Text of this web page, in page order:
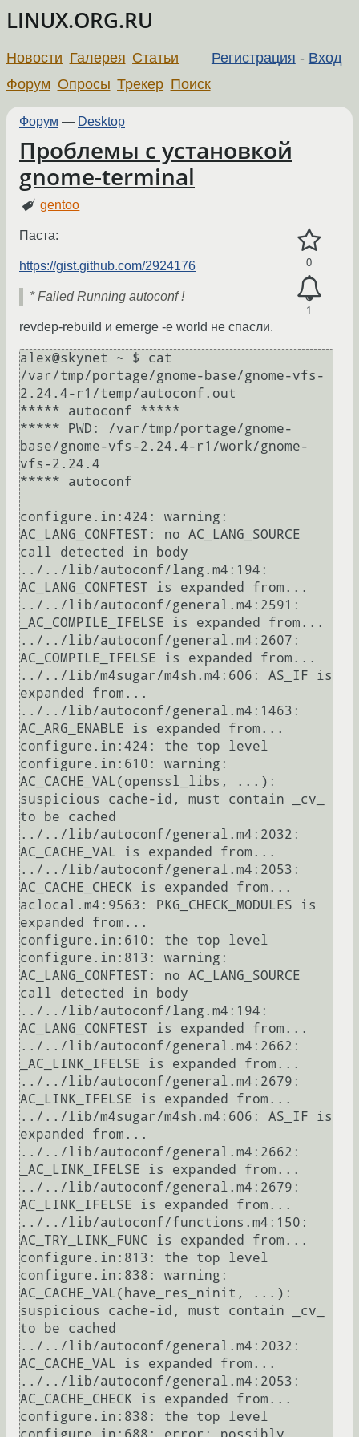
LINUX.ORG.RU
Регистрация - Вход
Новости Галерея Статьи
Форум Опросы Трекер Поиск
Форум — Desktop
Проблемы с установкой
gnome-terminal
gentoo
0
1
Паста:
https://gist.github.com/2924176
* Failed Running autoconf !
revdep-rebuild и emerge -e world не спасли.
alex@skynet ~ $ cat
/var/tmp/portage/gnome-base/gnome-vfs-
2.24.4-r1/temp/autoconf.out
***** autoconf *****
***** PWD: /var/tmp/portage/gnome-
base/gnome-vfs-2.24.4-r1/work/gnome-
vfs-2.24.4
***** autoconf
configure.in:424: warning:
AC_LANG_CONFTEST: no AC_LANG_SOURCE
call detected in body
../../lib/autoconf/lang.m4:194:
AC_LANG_CONFTEST is expanded from...
../../lib/autoconf/general.m4:2591:
_AC_COMPILE_IFELSE is expanded from...
../../lib/autoconf/general.m4:2607:
AC_COMPILE_IFELSE is expanded from...
../../lib/m4sugar/m4sh.m4:606: AS_IF is
expanded from...
../../lib/autoconf/general.m4:1463:
AC_ARG_ENABLE is expanded from...
configure.in:424: the top level
configure.in:610: warning:
AC_CACHE_VAL(openssl_libs, ...):
suspicious cache-id, must contain _cv_
to be cached
../../lib/autoconf/general.m4:2032:
AC_CACHE_VAL is expanded from...
../../lib/autoconf/general.m4:2053:
AC_CACHE_CHECK is expanded from...
aclocal.m4:9563: PKG_CHECK_MODULES is
expanded from...
configure.in:610: the top level
configure.in:813: warning:
AC_LANG_CONFTEST: no AC_LANG_SOURCE
call detected in body
../../lib/autoconf/lang.m4:194:
AC_LANG_CONFTEST is expanded from...
../../lib/autoconf/general.m4:2662:
_AC_LINK_IFELSE is expanded from...
../../lib/autoconf/general.m4:2679:
AC_LINK_IFELSE is expanded from...
../../lib/m4sugar/m4sh.m4:606: AS_IF is
expanded from...
../../lib/autoconf/general.m4:2662:
_AC_LINK_IFELSE is expanded from...
../../lib/autoconf/general.m4:2679:
AC_LINK_IFELSE is expanded from...
../../lib/autoconf/functions.m4:150:
AC_TRY_LINK_FUNC is expanded from...
configure.in:813: the top level
configure.in:838: warning:
AC_CACHE_VAL(have_res_ninit, ...):
suspicious cache-id, must contain _cv_
to be cached
../../lib/autoconf/general.m4:2032:
AC_CACHE_VAL is expanded from...
../../lib/autoconf/general.m4:2053:
AC_CACHE_CHECK is expanded from...
configure.in:838: the top level